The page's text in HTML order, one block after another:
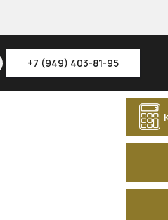
+7 (949) 403-81-95